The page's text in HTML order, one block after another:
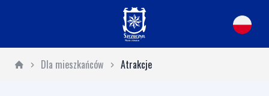
Dla mieszkańców Atrakcje